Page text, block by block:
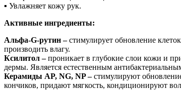
▪ Увлажняет кожу рук.
Активные ингредиенты:
Альфа-G-рутин –стимулирует обновление
производить влагу.
Ксилитол –проникает в глубокие слои кожи и
дермы. Является естественным
Керамиды AP, NG, NP –стимулируют
кончиков, придают мягкость, кондиционируют